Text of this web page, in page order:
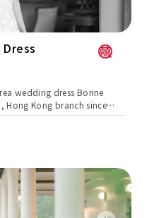
wedding dress Bonne
Hong Kong branch since
dress in Korea.